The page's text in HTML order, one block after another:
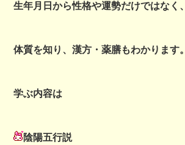
生年月日から性格や運勢だけではなく、
体質を知り、漢方・薬膳もわかります。
学ぶ内容は
陰陽五行説